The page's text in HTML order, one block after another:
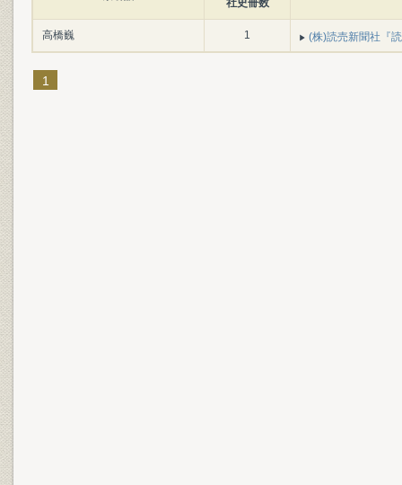
社史冊数
高橋巍 1 (株)読売新聞社『
1